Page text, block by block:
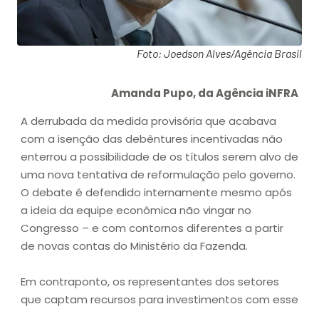
Foto: Joedson Alves/Agência Brasil
Amanda Pupo, da Agência iNFRA
A derrubada da medida provisória que acabava
com a isenção das debêntures incentivadas não
enterrou a possibilidade de os títulos serem alvo de
uma nova tentativa de reformulação pelo governo.
O debate é defendido internamente mesmo após
a ideia da equipe econômica não vingar no
Congresso – e com contornos diferentes a partir
de novas contas do Ministério da Fazenda.
Em contraponto, os representantes dos setores
que captam recursos para investimentos com esse